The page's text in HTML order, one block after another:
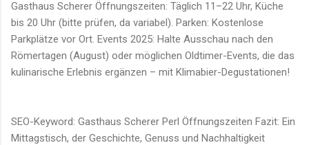
Gasthaus Scherer Öffnungszeiten: Täglich 11–22 Uhr, Küche
bis 20 Uhr (bitte prüfen, da variabel). Parken: Kostenlose
Parkplätze vor Ort. Events 2025: Halte Ausschau nach den
Römertagen (August) oder möglichen Oldtimer-Events, die das
kulinarische Erlebnis ergänzen – mit Klimabier-Degustationen!
SEO-Keyword: Gasthaus Scherer Perl Öffnungszeiten Fazit: Ein
Mittagstisch, der Geschichte, Genuss und Nachhaltigkeit